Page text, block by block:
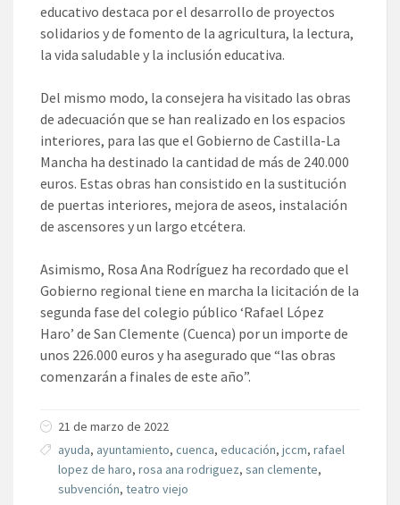
educativo destaca por el desarrollo de proyectos
solidarios y de fomento de la agricultura, la lectura,
la vida saludable y la inclusión educativa.
Del mismo modo, la consejera ha visitado las obras
de adecuación que se han realizado en los espacios
interiores, para las que el Gobierno de Castilla-La
Mancha ha destinado la cantidad de más de 240.000
euros. Estas obras han consistido en la sustitución
de puertas interiores, mejora de aseos, instalación
de ascensores y un largo etcétera.
Asimismo, Rosa Ana Rodríguez ha recordado que el
Gobierno regional tiene en marcha la licitación de la
segunda fase del colegio público ‘Rafael López
Haro’ de San Clemente (Cuenca) por un importe de
unos 226.000 euros y ha asegurado que “las obras
comenzarán a finales de este año”.
21 de marzo de 2022
ayuda, ayuntamiento, cuenca, educación, jccm, rafael
lopez de haro, rosa ana rodriguez, san clemente,
subvención, teatro viejo